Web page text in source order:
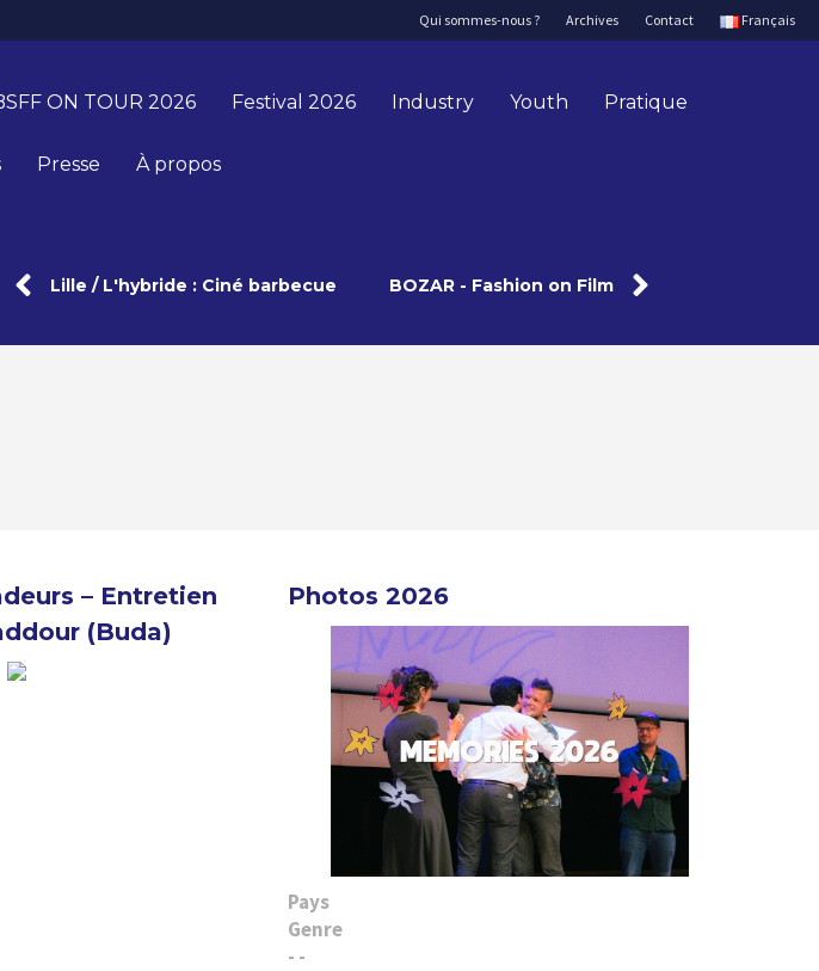
Qui sommes-nous ? Archives Contact Français
ON TOUR 2026 Festival 2026 Industry Youth Pratique
Presse À propos
Lille / L'hybride : Ciné barbecue BOZAR - Fashion on Film
– Entretien
(Buda)
Photos 2026
Pays
Genre
- -